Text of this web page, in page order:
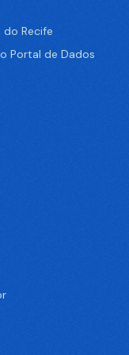
Recife
Portal de Dados